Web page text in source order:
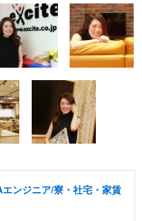
ンジニア/寮・社宅・家賃